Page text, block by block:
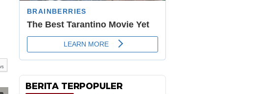
BERITA TERPOPULER